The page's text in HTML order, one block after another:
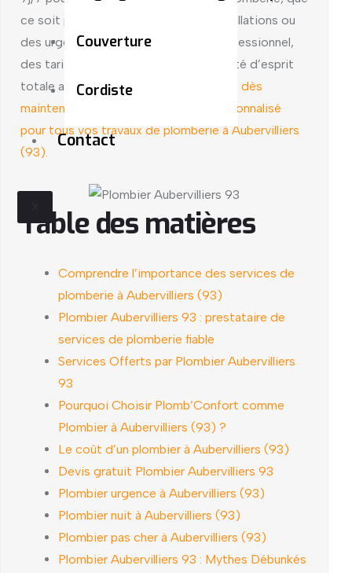
Couverture
Cordiste
Contact
ce soit pour des réparations, des installations ou
des urgences. Obtenez un service professionnel,
des tarifs compétitifs et une tranquillité d’esprit
totale avec Plomb’Confort.
Demandez dès
maintenant votre devis gratuit et personnalisé
pour tous vos travaux de plomberie à Aubervilliers
(93).
Table des matières
Comprendre l’importance des services de
plomberie à Aubervilliers (93)
Plombier Aubervilliers 93 : prestataire de
services de plomberie fiable
Services Offerts par Plombier Aubervilliers
93
Pourquoi Choisir Plomb’Confort comme
Plombier à Aubervilliers (93) ?
Le coût d’un plombier à Aubervilliers (93)
Devis gratuit Plombier Aubervilliers 93
Plombier urgence à Aubervilliers (93)
Plombier nuit à Aubervilliers (93)
Plombier pas cher à Aubervilliers (93)
Plombier Aubervilliers 93 : Mythes Débunkés